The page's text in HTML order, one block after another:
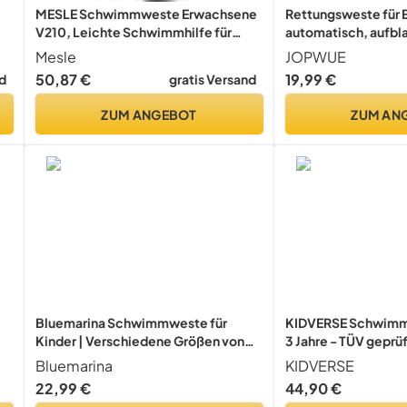
MESLE Schwimmweste Erwachsene
V210, Leichte Schwimmhilfe für
Herren & Damen, 50N
Auftriebsweste Sup, Schwimmen,
Kajak, Prallschutzweste Wakeboard,
Mesle
50,87 €
gratis Versand
ZUM ANGEBOT
Rettungsweste für
automatisch,
verstellbarer
reflektierenden
Schwimmwesten,
JOPWUE
19,99 €
ZUM
Bluemarina Schwimmweste für
Kinder | Verschiedene Größen von
Kleinkind bis Baby -
Schwimmlernhilfe - Schwimmhilfe -
Schwimmflügel - Schwimmring -
Bluemarina
22,99 €
KIDVERSE
3 Jahre - TÜV
Schwimmhilfe mit
56cm -
Jahre -
KIDVERSE
44,90 €